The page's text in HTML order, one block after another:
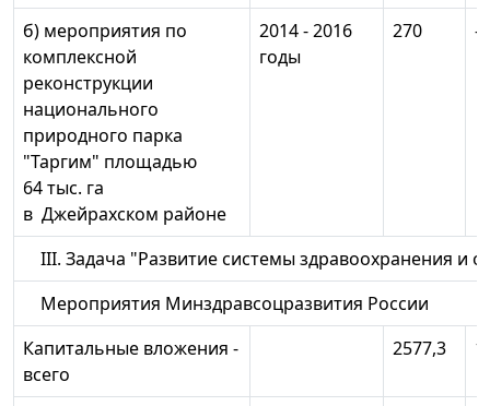
б) мероприятия по
комплексной
реконструкции
национального
природного парка
"Таргим" площадью
64 тыс. га
в Джейрахском районе
2014 - 2016
годы
270 -
III. Задача "Развитие системы здравоохранения и
Мероприятия Минздравсоцразвития России
Капитальные вложения -
всего
2577,3